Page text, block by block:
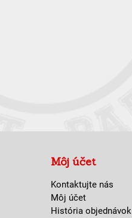
Môj účet
Kontaktujte nás
Môj účet
História objednávok